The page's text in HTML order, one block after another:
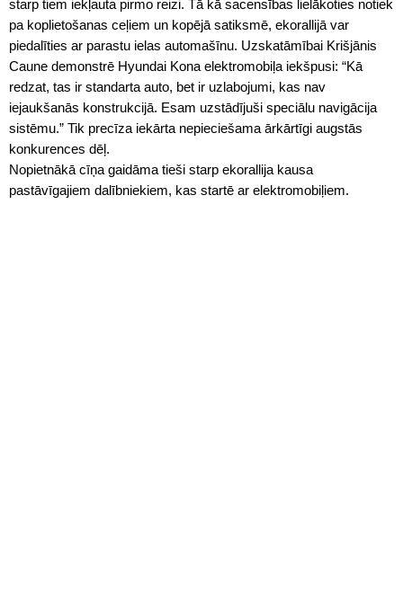
starp tiem iekļauta pirmo reizi. Tā kā sacensības lielākoties notiek
pa koplietošanas ceļiem un kopējā satiksmē, ekorallijā var
piedalīties ar parastu ielas automašīnu. Uzskatāmībai Krišjānis
Caune demonstrē Hyundai Kona elektromobiļa iekšpusi: “Kā
redzat, tas ir standarta auto, bet ir uzlabojumi, kas nav
iejaukšanās konstrukcijā. Esam uzstādījuši speciālu navigācija
sistēmu.” Tik precīza iekārta nepieciešama ārkārtīgi augstās
konkurences dēļ.
Nopietnākā cīņa gaidāma tieši starp ekorallija kausa
pastāvīgajiem dalībniekiem, kas startē ar elektromobiļiem.